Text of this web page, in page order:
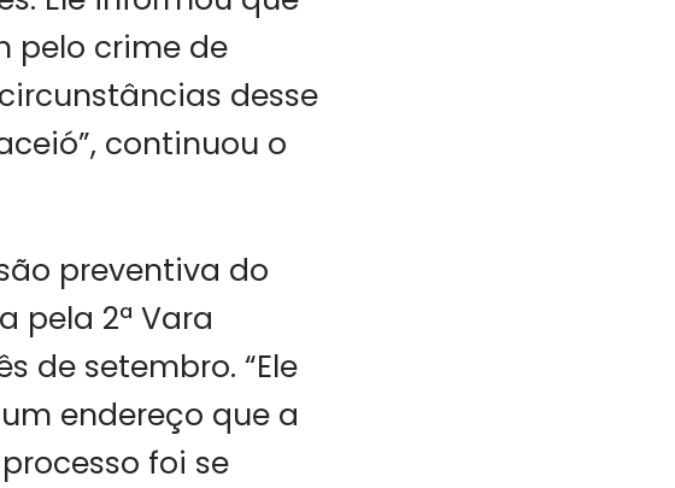
pelo crime de
desse
continuou o
preventiva do
pela 2ª Vara
de setembro. “Ele
endereço que a
foi se